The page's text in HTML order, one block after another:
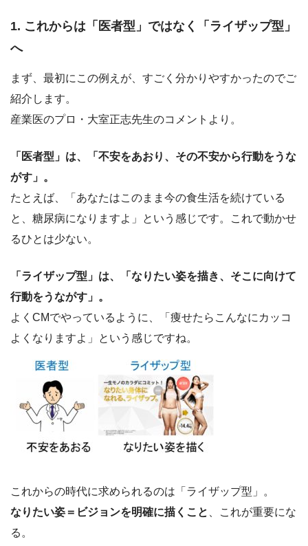
1. これからは「医者型」ではなく「ライザップ型」
へ
まず、最初にこの例えが、すごく分かりやすかったのでご
紹介します。
産業医のプロ・大室正志先生のコメントより。
「医者型」は、「不安をあおり、その不安から行動をうな
がす」。
たとえば、「あなたはこのまま今の食生活を続けている
と、糖尿病になりますよ」という感じです。これで動かせ
るひとは少ない。
「ライザップ型」は、「なりたい姿を描き、そこに向けて
行動をうながす」。
よくCMでやっているように、「痩せたらこんなにカッコ
よくなりますよ」という感じですね。
これからの時代に求められるのは「ライザップ型」。
なりたい姿＝ビジョンを明確に描くこと
、これが重要にな
る。